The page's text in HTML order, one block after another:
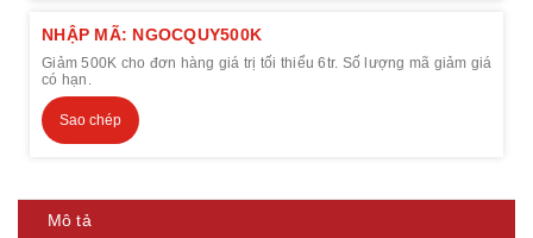
NHẬP MÃ: NGOCQUY500K
Giảm 500K cho đơn hàng giá trị tối thiểu 6tr. Số lượng mã giảm giá
có hạn.
Sao chép
Mô tả